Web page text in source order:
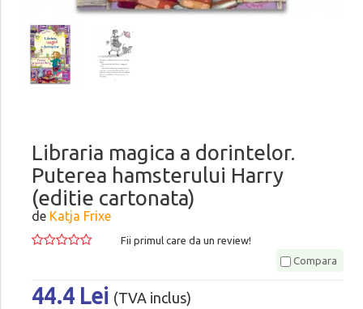
Libraria magica a dorintelor.
Puterea hamsterului Harry
(editie cartonata)
de Katja Frixe
Fii primul care da un review!
Compara
44.4 Lei (TVA inclus)